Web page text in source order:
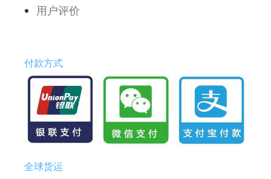
用户评价
付款方式
全球货运